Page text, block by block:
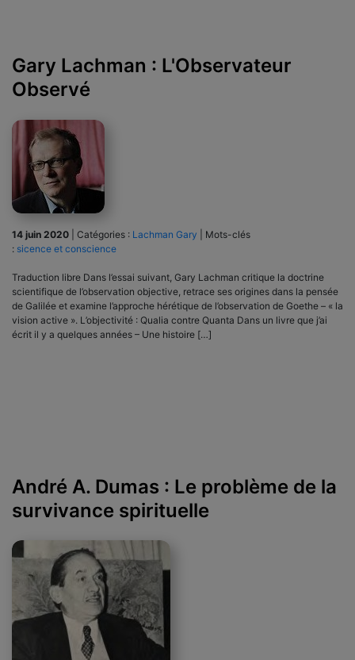
Gary Lachman : L'Observateur
Observé
14 juin 2020 Catégories : Lachman Gary
Mots-clés
: sicence et conscience
Traduction libre Dans l’essai suivant, Gary Lachman critique la doctrine
scientifique de l’observation objective, retrace ses origines dans la pensée
de Galilée et examine l’approche hérétique de l’observation de Goethe – « la
vision active ». L’objectivité : Qualia contre Quanta Dans un livre que j’ai
écrit il y a quelques années – Une histoire […]
André A. Dumas : Le problème de la
survivance spirituelle